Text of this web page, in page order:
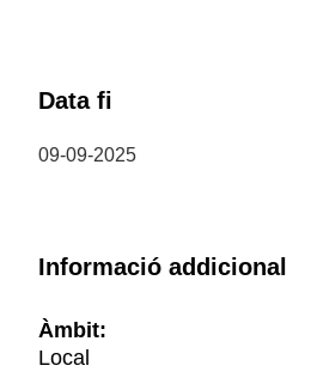
Data fi
09-09-2025
Informació addicional
Àmbit:
Local